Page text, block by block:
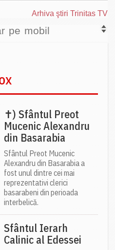
Arhiva ştiri Trinitas TV
pe mobil
✝) Sfântul Preot
Mucenic Alexandru
din Basarabia
Sfântul Preot Mucenic
Alexandru din Basarabia a
fost unul dintre cei mai
reprezentativi clerici
basarabeni din perioada
interbelică.
Sfântul Ierarh
Calinic al Edessei